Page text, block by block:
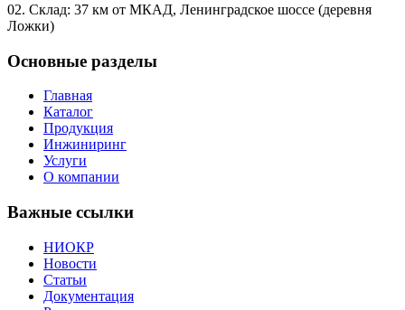
02. Склад: 37 км от МКАД, Ленинградское шоссе (деревня
Ложки)
Основные разделы
Главная
Каталог
Продукция
Инжиниринг
Услуги
О компании
Важные ссылки
НИОКР
Новости
Статьи
Документация